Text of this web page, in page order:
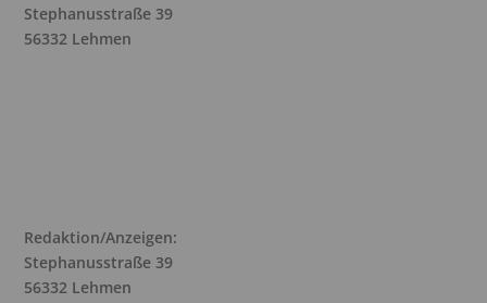
Stephanusstraße 39
56332 Lehmen
Redaktion/Anzeigen:
Stephanusstraße 39
56332 Lehmen